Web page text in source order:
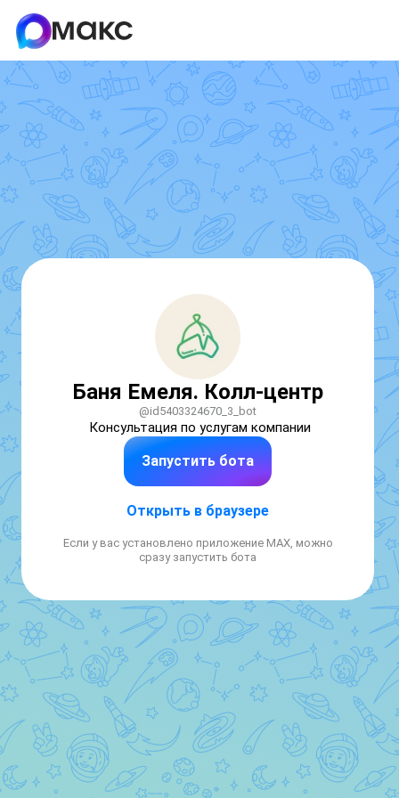
Баня Емеля. Колл-центр
@id5403324670_3_bot
Консультация по услугам компании
Запустить бота
Открыть в браузере
Если у вас установлено приложение MAX, можно
сразу запустить бота